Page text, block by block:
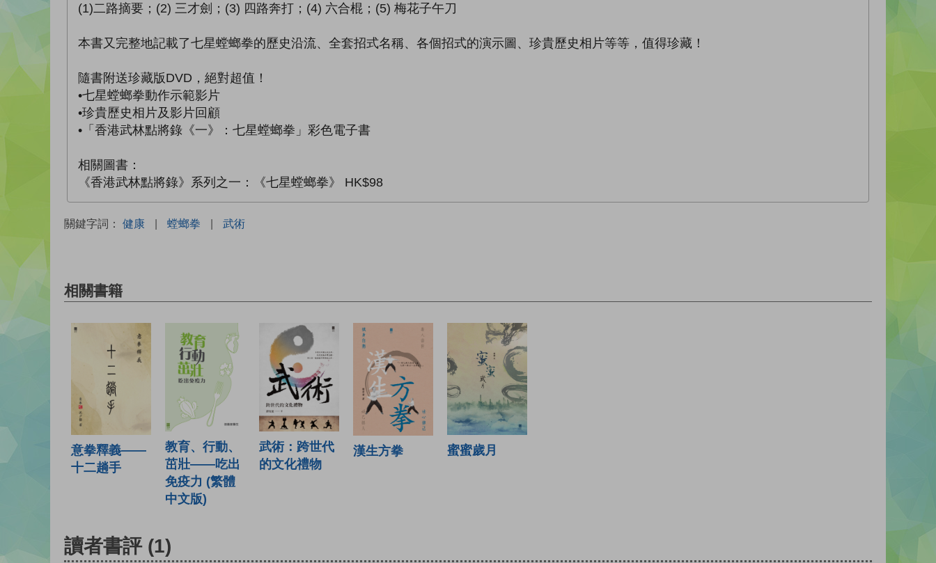
(1)二路摘要；(2) 三才劍；(3) 四路奔打；(4) 六合棍；(5) 梅花子午刀
本書又完整地記載了七星螳螂拳的歷史沿流、全套招式名稱、各個招式的演示圖、珍貴歷史相片等等，值得珍藏！
隨書附送珍藏版DVD，絕對超值！
•七星螳螂拳動作示範影片
•珍貴歷史相片及影片回顧
•「香港武林點將錄《一》：七星螳螂拳」彩色電子書
相關圖書：
《香港武林點將錄》系列之一：《七星螳螂拳》 HK$98
關鍵字詞： 健康 | 螳螂拳 | 武術
相關書籍
意拳釋義——
十二趟手
教育、行動、
茁壯——吃出
免疫力 (繁體
中文版)
武術：跨世代
的文化禮物
漢生方拳 蜜蜜歲月
讀者書評 (1)